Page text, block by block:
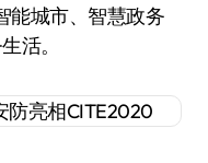
能城市、智慧政务
活。